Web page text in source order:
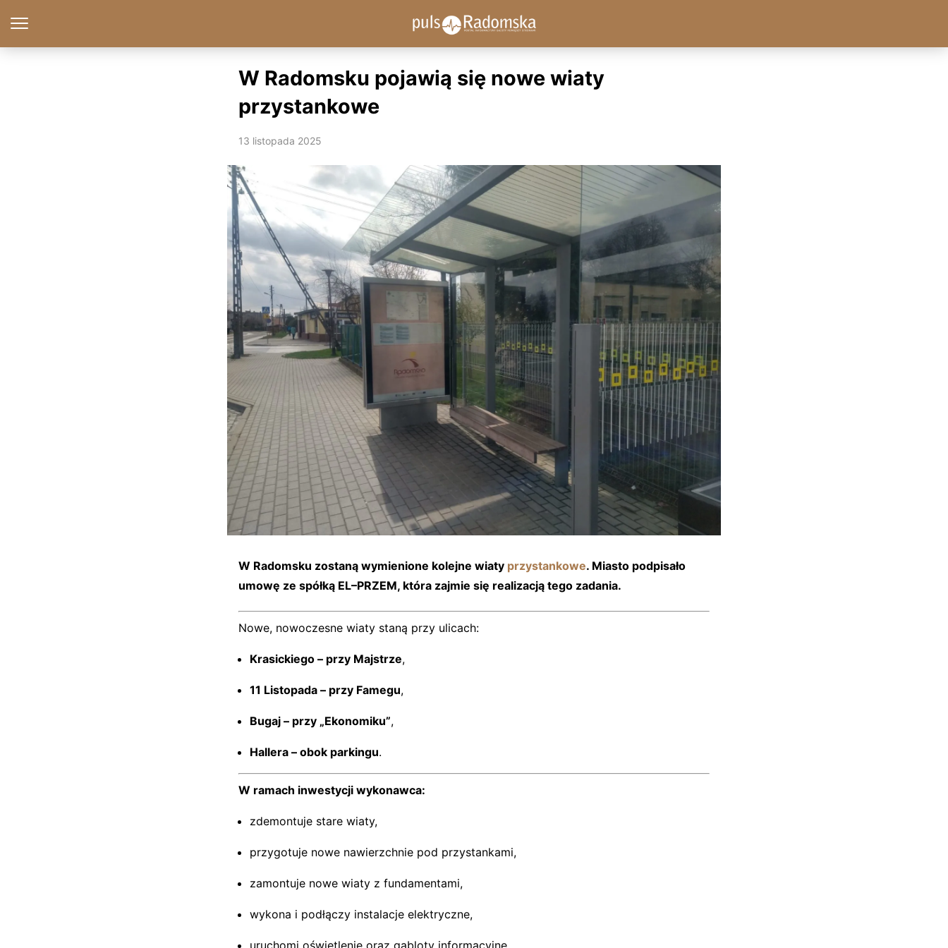
W Radomsku pojawią się nowe wiaty
przystankowe
13 listopada 2025
W Radomsku zostaną wymienione kolejne wiaty przystankowe. Miasto podpisało
umowę ze spółką EL–PRZEM, która zajmie się realizacją tego zadania.
Nowe, nowoczesne wiaty staną przy ulicach:
Krasickiego – przy Majstrze,
11 Listopada – przy Famegu,
Bugaj – przy „Ekonomiku”,
Hallera – obok parkingu.
W ramach inwestycji wykonawca:
zdemontuje stare wiaty,
przygotuje nowe nawierzchnie pod przystankami,
zamontuje nowe wiaty z fundamentami,
wykona i podłączy instalacje elektryczne,
uruchomi oświetlenie oraz gabloty informacyjne.